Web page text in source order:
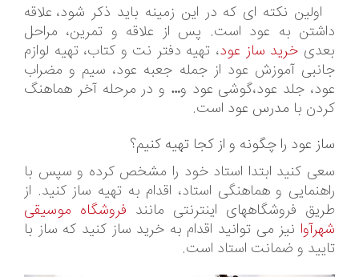
اولین نکته ای که در این زمینه باید ذکر شود، علاقه
داشتن به عود است. پس از علاقه و تمرین، مراحل
بعدی خرید ساز عود، تهیه دفتر نت و کتاب، تهیه لوازم
جانبی آموزش عود از جمله جعبه عود، سیم و مضراب
عود، جلد عود،گوشی عود و… و در مرحله آخر هماهنگ
کردن با مدرس عود است.
ساز عود را چگونه و از کجا تهیه کنیم؟
سعی کنید ابتدا استاد خود را مشخص کرده و سپس با
راهنمایی و هماهنگی استاد، اقدام به تهیه ساز کنید. از
طریق فروشگاههای اینترنتی مانند فروشگاه موسیقی
شهرآوا نیز می توانید اقدام به خرید ساز کنید که ساز با
تایید و ضمانت استاد است.